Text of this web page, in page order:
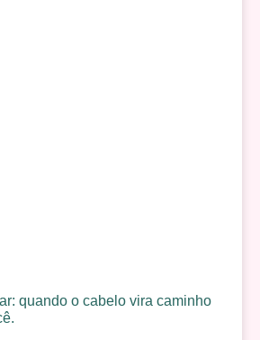
quando o cabelo vira caminho